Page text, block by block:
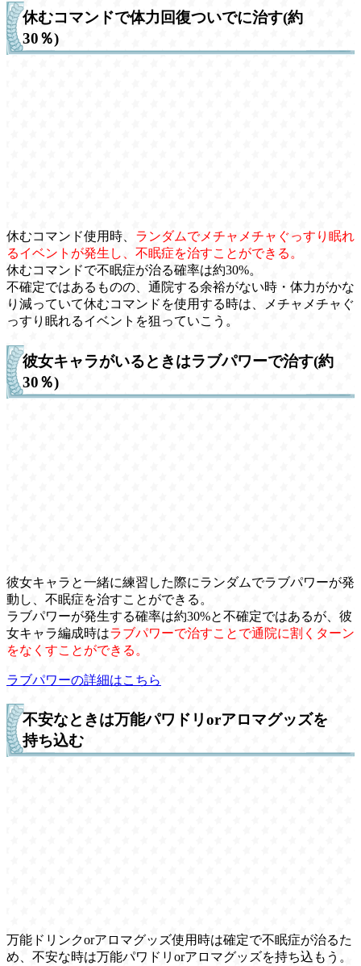
休むコマンドで体力回復ついでに治す(約
30％)
休むコマンド使用時、 ランダムでメチャメチャぐっすり眠れ
るイベントが発生し、不眠症を治すことができる。
休むコマンドで不眠症が治る確率は約30%。
不確定ではあるものの、通院する余裕がない時・体力がかな
り減っていて休むコマンドを使用する時は、メチャメチャぐ
っすり眠れるイベントを狙っていこう。
彼女キャラがいるときはラブパワーで治す(約
30％)
彼女キャラと一緒に練習した際にランダムでラブパワーが発
動し、不眠症を治すことができる。
ラブパワーが発生する確率は約30%と不確定ではあるが、彼
女キャラ編成時はラブパワーで治すことで通院に割くターン
をなくすことができる。
ラブパワーの詳細はこちら
不安なときは万能パワドリorアロマグッズを
持ち込む
万能ドリンクorアロマグッズ使用時は確定で不眠症が治るた
め、不安な時は万能パワドリorアロマグッズを持ち込もう。